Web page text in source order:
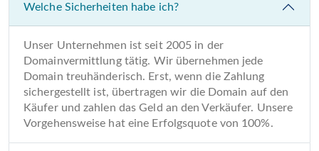
Welche Sicherheiten habe ich?
Unser Unternehmen ist seit 2005 in der
Domainvermittlung tätig. Wir übernehmen jede
Domain treuhänderisch. Erst, wenn die Zahlung
sichergestellt ist, übertragen wir die Domain auf den
Käufer und zahlen das Geld an den Verkäufer. Unsere
Vorgehensweise hat eine Erfolgsquote von 100%.